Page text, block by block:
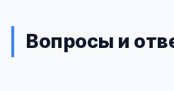
Вопросы и